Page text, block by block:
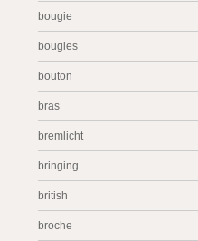
bougie
bougies
bouton
bras
bremlicht
bringing
british
broche